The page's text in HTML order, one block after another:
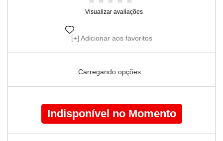
Visualizar avaliações
Adicionar aos favoritos
Carregando opções..
Indisponível no Momento